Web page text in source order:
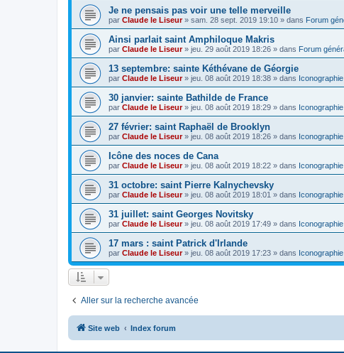
Je ne pensais pas voir une telle merveille
par Claude le Liseur» sam. 28 sept. 2019 19:10 » dans Forum
Ainsi parlait saint Amphiloque Makris
par Claude le Liseur» jeu. 29 août 2019 18:26 » dans Forum
13 septembre: sainte Kéthévane de Géorgie
par Claude le Liseur» jeu. 08 août 2019 18:38 » dans Iconographie
30 janvier: sainte Bathilde de France
par Claude le Liseur» jeu. 08 août 2019 18:29 » dans Iconographie
27 février: saint Raphaël de Brooklyn
par Claude le Liseur» jeu. 08 août 2019 18:26 » dans Iconographie
Icône des noces de Cana
par Claude le Liseur» jeu. 08 août 2019 18:22 » dans Iconographie
31 octobre: saint Pierre Kalnychevsky
par Claude le Liseur» jeu. 08 août 2019 18:01 » dans Iconographie
31 juillet: saint Georges Novitsky
par Claude le Liseur» jeu. 08 août 2019 17:49 » dans Iconographie
17 mars : saint Patrick d'Irlande
par Claude le Liseur» jeu. 08 août 2019 17:23 » dans Iconographie
Aller sur la recherche avancée
Site web Index forum